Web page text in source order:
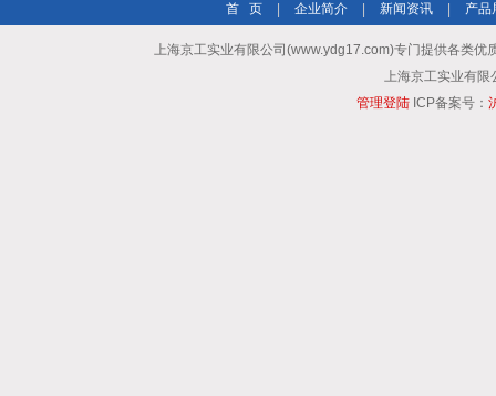
首 页 企业简介 新闻资讯 产品
上海京工实业有限公司(www.ydg17.com)专门提供各类优
上海京工实业有限
管理登陆ICP备案号：